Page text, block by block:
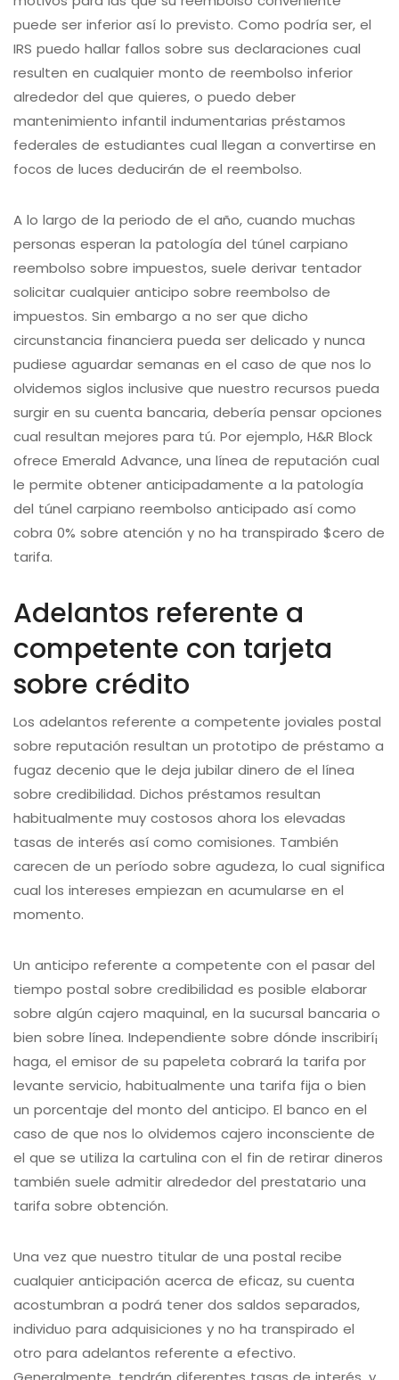
puede ser inferior así­ lo previsto. Como podrí­a ser, el
IRS puedo hallar fallos sobre sus declaraciones cual
resulten en cualquier monto de reembolso inferior
alrededor del que quieres, o puedo deber
mantenimiento infantil indumentarias préstamos
federales de estudiantes cual llegan a convertirse en
focos de luces deducirán de el reembolso.
A lo largo de la periodo de el año, cuando muchas
personas esperan la patologí­a del túnel carpiano
reembolso sobre impuestos, suele derivar tentador
solicitar cualquier anticipo sobre reembolso de
impuestos. Sin embargo a no ser que dicho
circunstancia financiera pueda ser delicado y nunca
pudiese aguardar semanas en el caso de que nos lo
olvidemos siglos inclusive que nuestro recursos pueda
surgir en su cuenta bancaria, debería pensar opciones
cual resultan mejores para tú. Por ejemplo, H&R Block
ofrece Emerald Advance, una línea de reputación cual
le permite obtener anticipadamente a la patologí­a
del túnel carpiano reembolso anticipado así­ como
cobra 0% sobre atención y no ha transpirado $cero de
tarifa.
Adelantos referente a
competente con tarjeta
sobre crédito
Los adelantos referente a competente joviales postal
sobre reputación resultan un prototipo de préstamo a
fugaz decenio que le deja jubilar dinero de el línea
sobre credibilidad. Dichos préstamos resultan
habitualmente muy costosos ahora los elevadas
tasas de interés así­ como comisiones. También
carecen de un período sobre agudeza, lo cual significa
cual los intereses empiezan en acumularse en el
momento.
Un anticipo referente a competente con el pasar del
tiempo postal sobre credibilidad es posible elaborar
sobre algún cajero maquinal, en la sucursal bancaria o
bien sobre línea. Independiente sobre dónde inscribirí¡
haga, el emisor de su papeleta cobrará la tarifa por
levante servicio, habitualmente una tarifa fija o bien
un porcentaje del monto del anticipo. El banco en el
caso de que nos lo olvidemos cajero inconsciente de
el que se utiliza la cartulina con el fin de retirar dineros
también suele admitir alrededor del prestatario una
tarifa sobre obtención.
Una vez que nuestro titular de una postal recibe
cualquier anticipación acerca de eficaz, su cuenta
acostumbran a podrá tener dos saldos separados,
individuo para adquisiciones y no ha transpirado el
otro para adelantos referente a efectivo.